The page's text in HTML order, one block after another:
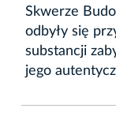
Skwerze
odbyły się
substancji
jego